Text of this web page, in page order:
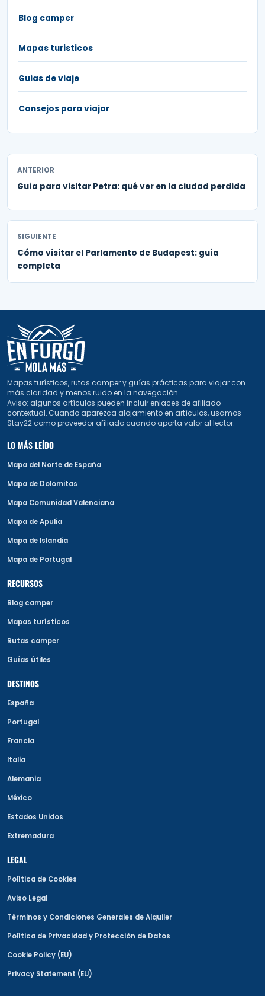
Blog camper
Mapas turisticos
Guias de viaje
Consejos para viajar
ANTERIOR
Guía para visitar Petra: qué ver en la ciudad perdida
SIGUIENTE
Cómo visitar el Parlamento de Budapest: guía
completa
Mapas turísticos, rutas camper y guías prácticas para viajar con
más claridad y menos ruido en la navegación.
Aviso: algunos artículos pueden incluir enlaces de afiliado
contextual. Cuando aparezca alojamiento en artículos, usamos
Stay22 como proveedor afiliado cuando aporta valor al lector.
LO MÁS LEÍDO
Mapa del Norte de España
Mapa de Dolomitas
Mapa Comunidad Valenciana
Mapa de Apulia
Mapa de Islandia
Mapa de Portugal
RECURSOS
Blog camper
Mapas turísticos
Rutas camper
Guías útiles
DESTINOS
España
Portugal
Francia
Italia
Alemania
México
Estados Unidos
Extremadura
LEGAL
Política de Cookies
Aviso Legal
Términos y Condiciones Generales de Alquiler
Política de Privacidad y Protección de Datos
Cookie Policy (EU)
Privacy Statement (EU)